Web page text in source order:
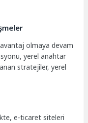
olmaya devam
yerel anahtar
stratejiler, yerel
e-ticaret siteleri